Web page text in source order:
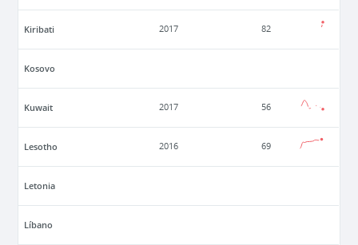
Kiribati 2017 82
Kosovo
Kuwait 2017 56
Lesotho 2016 69
Letonia
Líbano